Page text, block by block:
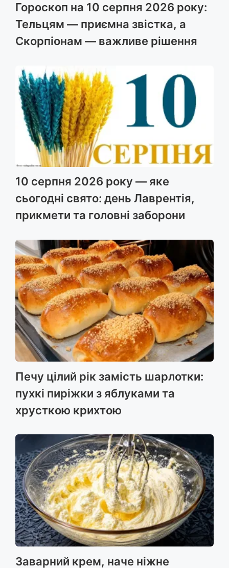
Гороскоп на 10 серпня 2026 року:
Тельцям — приємна звістка, а
Скорпіонам — важливе рішення
10 серпня 2026 року — яке
сьогодні свято: день Лаврентія,
прикмети та головні заборони
Печу цілий рік замість шарлотки:
пухкі пиріжки з яблуками та
хрусткою крихтою
Заварний крем, наче ніжне